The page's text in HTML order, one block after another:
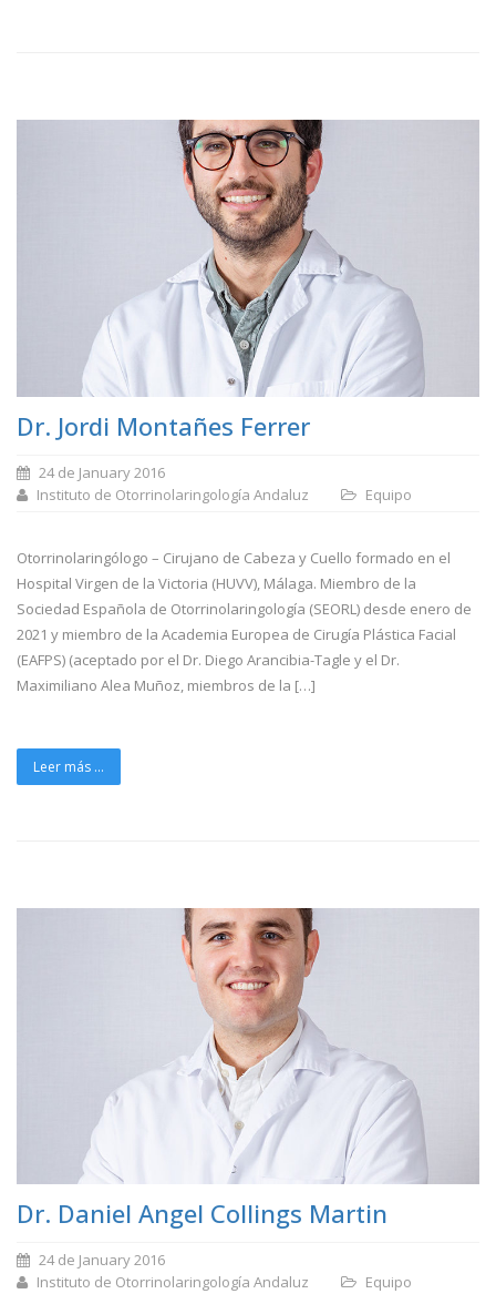
Dr. Jordi Montañes Ferrer
24 de January 2016
Instituto de Otorrinolaringología Andaluz
Equipo
Otorrinolaringólogo – Cirujano de Cabeza y Cuello formado en el
Hospital Virgen de la Victoria (HUVV), Málaga. Miembro de la
Sociedad Española de Otorrinolaringología (SEORL) desde enero de
2021 y miembro de la Academia Europea de Cirugía Plástica Facial
(EAFPS) (aceptado por el Dr. Diego Arancibia-Tagle y el Dr.
Maximiliano Alea Muñoz, miembros de la […]
Leer más ...
Dr. Daniel Angel Collings Martin
24 de January 2016
Instituto de Otorrinolaringología Andaluz
Equipo